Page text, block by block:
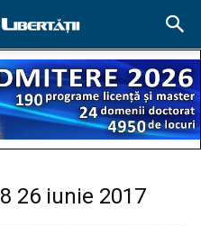
26 iunie 2017